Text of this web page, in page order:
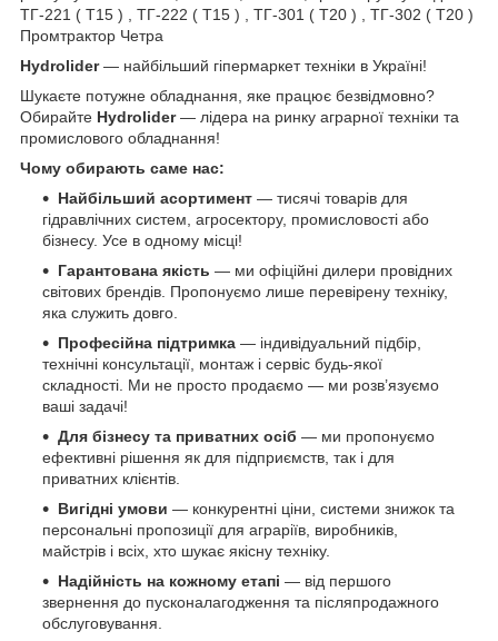
ТГ-221 ( Т15 ) , ТГ-222 ( Т15 ) , ТГ-301 ( Т20 ) , ТГ-302 ( Т20 )
Промтрактор Четра
Hydrolider— найбільший гіпермаркет техніки в Україні!
Шукаєте потужне обладнання, яке працює безвідмовно?
Обирайте Hydrolider— лідера на ринку аграрної техніки та
промислового обладнання!
Чому обирають саме нас:
Найбільший асортимент — тисячі товарів для
гідравлічних систем, агросектору, промисловості або
бізнесу. Усе в одному місці!
Гарантована якість — ми офіційні дилери провідних
світових брендів. Пропонуємо лише перевірену техніку,
яка служить довго.
Професійна підтримка — індивідуальний підбір,
технічні консультації, монтаж і сервіс будь-якої
складності. Ми не просто продаємо — ми розв’язуємо
ваші задачі!
Для бізнесу та приватних осіб — ми пропонуємо
ефективні рішення як для підприємств, так і для
приватних клієнтів.
Вигідні умови — конкурентні ціни, системи знижок та
персональні пропозиції для аграріїв, виробників,
майстрів і всіх, хто шукає якісну техніку.
Надійність на кожному етапі — від першого
звернення до пусконалагодження та післяпродажного
обслуговування.